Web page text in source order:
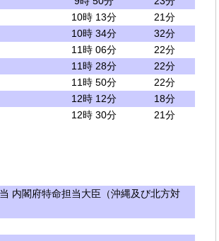
10時 13分
21分
10時 34分
32分
11時 06分
22分
11時 28分
22分
11時 50分
22分
12時 12分
18分
12時 30分 21分
内閣府特命担当大臣（沖縄及び北方対